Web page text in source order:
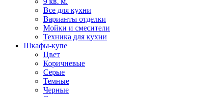
Все для кухни
Варианты отделки
Мойки и смесители
Техника для кухни
Шкафы-купе
Цвет
Коричневые
Серые
Темные
Черные